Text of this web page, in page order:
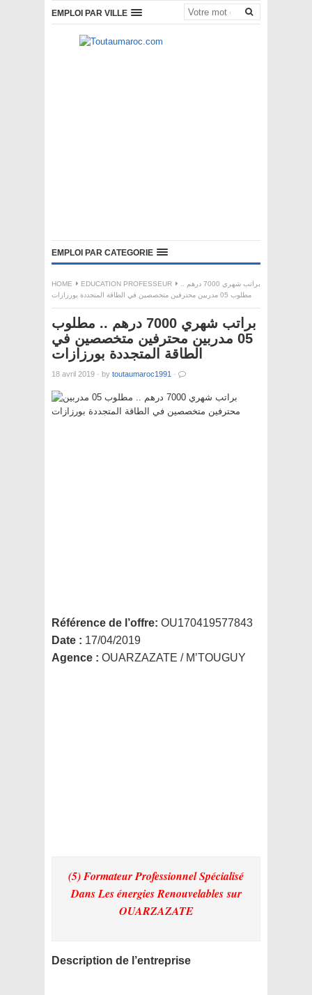
EMPLOI PAR VILLE
EMPLOI PAR CATEGORIE
HOME EDUCATION PROFESSEUR
براتب شهري 7000 درهم ..
مطلوب 05 مدربين محترفين متخصصين في الطاقة المتجددة بورزازات
براتب شهري 7000 درهم .. مطلوب
05 مدربين محترفين متخصصين في
الطاقة المتجددة بورزازات
18 avril 2019 · by toutaumaroc1991 ·
Référence de l’offre: OU170419577843
Date : 17/04/2019
Agence : OUARZAZATE / M’TOUGUY
(5) Formateur Professionnel Spécialisé
Dans Les énergies Renouvelablessur
OUARZAZATE
Description de l’entreprise